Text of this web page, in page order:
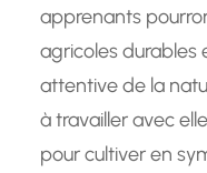
apprenants
agricoles durables
attentive de la
à travailler avec
pour cultiver en